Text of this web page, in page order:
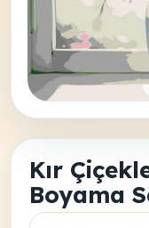
Kır
Boyama